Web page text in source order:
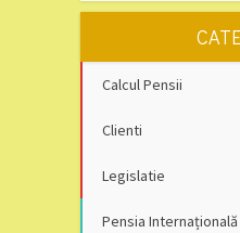
Calcul Pensii
Clienti
Legislatie
Pensia Internațională